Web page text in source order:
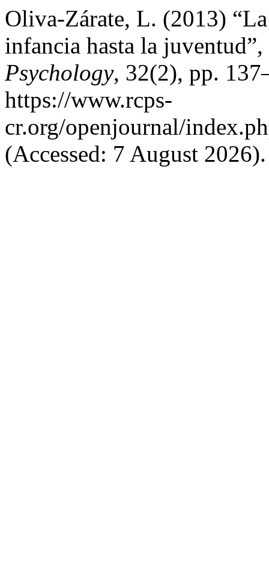
Oliva-Zárate, L. (2013)
infancia hasta la juventud”,
Psychology, 32(2), pp.
https://www.rcps-
cr.org/openjournal/
(Accessed: 7 August 2026).